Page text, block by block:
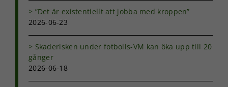
”Det är existentiellt att jobba med kroppen”
2026-06-23
Skaderisken under fotbolls-VM kan öka upp till 20
gånger
2026-06-18
För att vi ska
kunna